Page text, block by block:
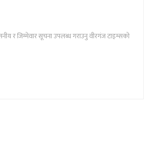
र जिम्मेवार सूचना उपलब्ध गराउनु वीरगंज टाइम्सको